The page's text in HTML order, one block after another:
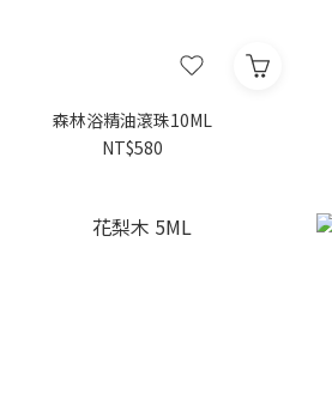
森林浴精油滾珠10ML
NT$580